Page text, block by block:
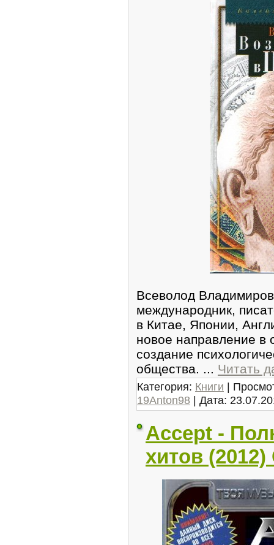
Всеволод
международник,
в Китае, Японии,
новое направление в
создание
общества. ... Читать
Категория: Книги |
19Anton98 | Дата:
Accept -
хитов